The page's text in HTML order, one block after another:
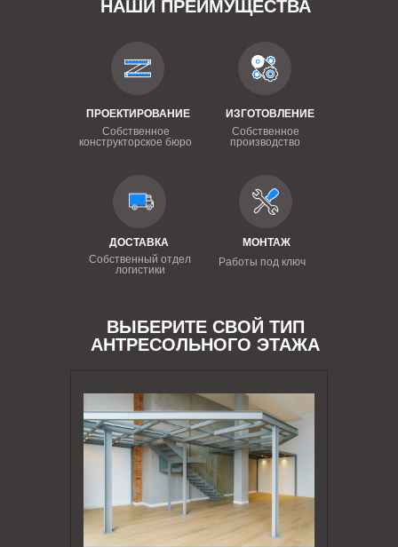
НАШИ ПРЕИМУЩЕСТВА
ПРОЕКТИРОВАНИЕ
Собственное
конструкторское бюро
ИЗГОТОВЛЕНИЕ
Собственное
производство
ДОСТАВКА
Собственный отдел
логистики
МОНТАЖ
Работы под ключ
ВЫБЕРИТЕ СВОЙ ТИП
АНТРЕСОЛЬНОГО ЭТАЖА